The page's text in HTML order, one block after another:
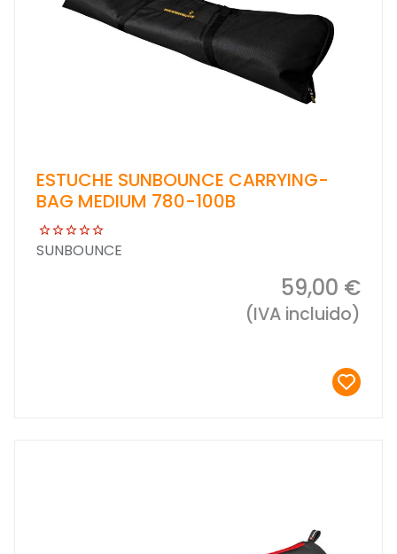
ESTUCHE SUNBOUNCE CARRYING-
BAG MEDIUM 780-100B
SUNBOUNCE
59,00 €
(IVA incluido)